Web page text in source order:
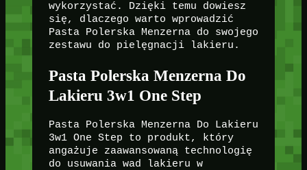
wykorzystać. Dzięki temu dowiesz
się, dlaczego warto wprowadzić
Pasta Polerska Menzerna do swojego
zestawu do pielęgnacji lakieru.
Pasta Polerska Menzerna Do
Lakieru 3w1 One Step
Pasta Polerska Menzerna Do Lakieru
3w1 One Step to produkt, który
angażuje zaawansowaną technologię
do usuwania wad lakieru w